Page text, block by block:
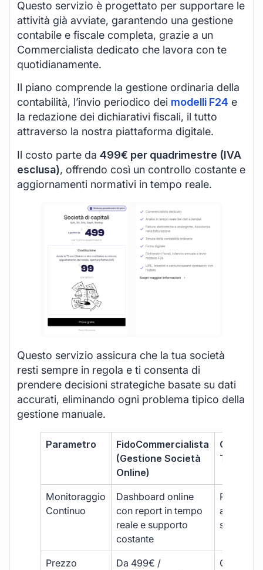
Questo servizio è progettato per supportare le
attività già avviate, garantendo una gestione
contabile e fiscale completa, grazie a un
Commercialista dedicato che lavora con te
quotidianamente.
Il piano comprende la gestione ordinaria della
contabilità, l’invio periodico dei modelli F24 e
la redazione dei dichiarativi fiscali, il tutto
attraverso la nostra piattaforma digitale.
Il costo parte da 499€ per quadrimestre (IVA
esclusa), offrendo così un controllo costante e
aggiornamenti normativi in tempo reale.
Questo servizio assicura che la tua società
resti sempre in regola e ti consenta di
prendere decisioni strategiche basate su dati
accurati, eliminando ogni problema tipico della
gestione manuale.
Parametro
FidoCommercialista
(Gestione Società
Online)
Monitoraggio
Continuo
Dashboard online
con report in tempo
reale e supporto
costante
Report
sporadici
Prezzo
Da 499€ /
Costi